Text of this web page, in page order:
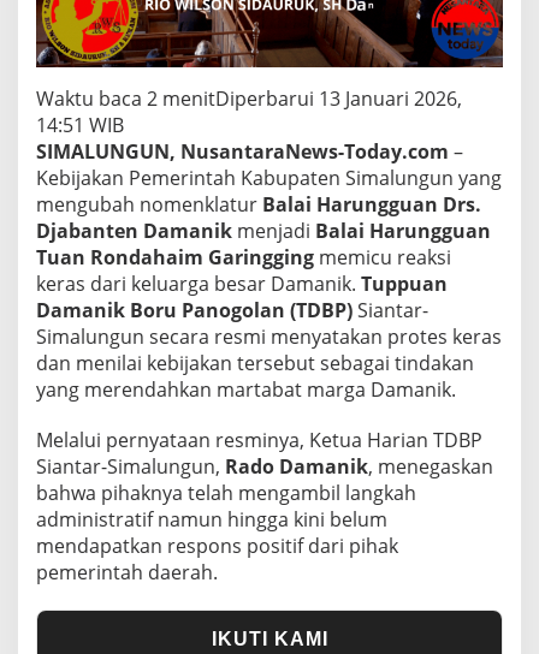
s
.
D
a
e
n
t
n
D
a
m
a
n
i
k
Waktu baca 2 menitDiperbarui 13 Januari 2026,
14:51 WIB
SIMALUNGUN, NusantaraNews-Today.com –
Kebijakan Pemerintah Kabupaten Simalungun yang
mengubah nomenklatur Balai Harungguan Drs.
Djabanten Damanik menjadi Balai Harungguan
Tuan Rondahaim Garingging memicu reaksi
keras dari keluarga besar Damanik. Tuppuan
Damanik Boru Panogolan (TDBP)Siantar-
Simalungun secara resmi menyatakan protes keras
dan menilai kebijakan tersebut sebagai tindakan
yang merendahkan martabat marga Damanik.
Melalui pernyataan resminya, Ketua Harian TDBP
Siantar-Simalungun, Rado Damanik, menegaskan
bahwa pihaknya telah mengambil langkah
administratif namun hingga kini belum
mendapatkan respons positif dari pihak
pemerintah daerah.
IKUTI KAMI